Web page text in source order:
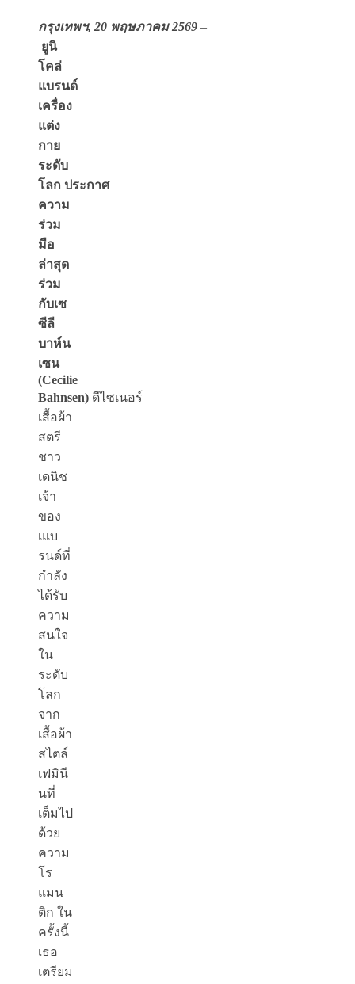
กรุงเทพฯ, 20 พฤษภาคม 2569 –
ยูนิ
โคล่
แบรนด์
เครื่อง
แต่ง
กาย
ระดับ
โลก ประกาศ
ความ
ร่วม
มือ
ล่าสุด
ร่วม
กับเซ
ซีลี
บาห์น
เซน
(Cecilie
Bahnsen) ดีไซเนอร์
เสื้อผ้า
สตรี
ชาว
เดนิช
เจ้า
ของ
เแบ
รนด์ที่
กำลัง
ได้รับ
ความ
สนใจ
ใน
ระดับ
โลก
จาก
เสื้อผ้า
สไตล์
เฟมินี
นที่
เต็มไป
ด้วย
ความ
โร
แมน
ติก ใน
ครั้งนี้
เธอ
เตรียม